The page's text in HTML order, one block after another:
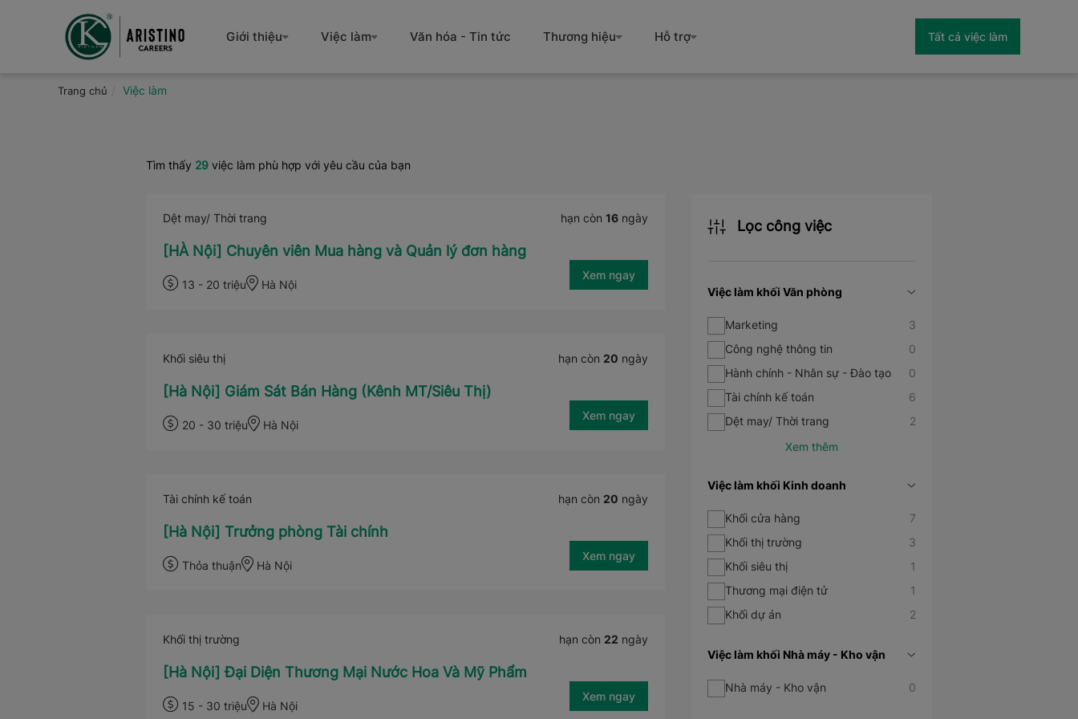
Giới thiệu Việc làm Văn hóa - Tin tức Thương hiệu Hỗ trợ Tất cả việc làm
Trang chủ Việc làm
Tìm thấy 29 việc làm phù hợp với yêu cầu của bạn
Dệt may/ Thời trang hạn còn 16 ngày
[HÀ Nội] Chuyên viên Mua hàng và Quản lý đơn hàng
13 - 20 triệu Hà Nội
Xem ngay
Khối siêu thị hạn còn 20 ngày
[Hà Nội] Giám Sát Bán Hàng (Kênh MT/Siêu Thị)
20 - 30 triệu Hà Nội
Xem ngay
Tài chính kế toán hạn còn 20 ngày
[Hà Nội] Trưởng phòng Tài chính
Thỏa thuận Hà Nội
Xem ngay
Khối thị trường hạn còn 22 ngày
[Hà Nội] Đại Diện Thương Mại Nước Hoa Và Mỹ Phẩm
15 - 30 triệu Hà Nội
Xem ngay
Lọc công việc
Việc làm khối Văn phòng
Marketing
3
Công nghệ thông tin
0
Hành chính - Nhân sự - Đào tạo
0
Tài chính kế toán
6
Dệt may/ Thời trang
2
Việc làm khối Kinh doanh
Khối cửa hàng
7
Khối thị trường
3
Khối siêu thị
1
Thương mại điện tử
1
Khối dự án
2
Việc làm khối Nhà máy - Kho vận
Nhà máy - Kho vận 0